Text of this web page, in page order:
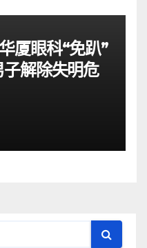
厦眼科“免趴”
解除失明危